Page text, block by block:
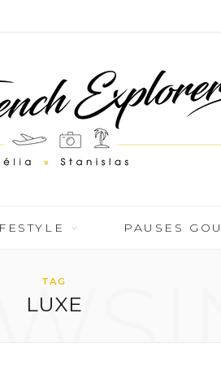
PAUSES
TAG
LUXE